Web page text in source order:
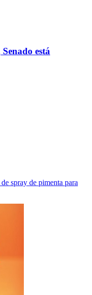
está
spray de pimenta para